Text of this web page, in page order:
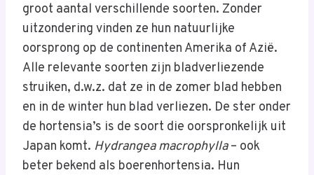
groot aantal verschillende soorten. Zonder
uitzondering vinden ze hun natuurlijke
oorsprong op de continenten Amerika of Azië.
Alle relevante soorten zijn bladverliezende
struiken, d.w.z. dat ze in de zomer blad hebben
en in de winter hun blad verliezen. De ster onder
de hortensia’s is de soort die oorspronkelijk uit
Japan komt. Hydrangea macrophylla– ook
beter bekend als boerenhortensia. Hun